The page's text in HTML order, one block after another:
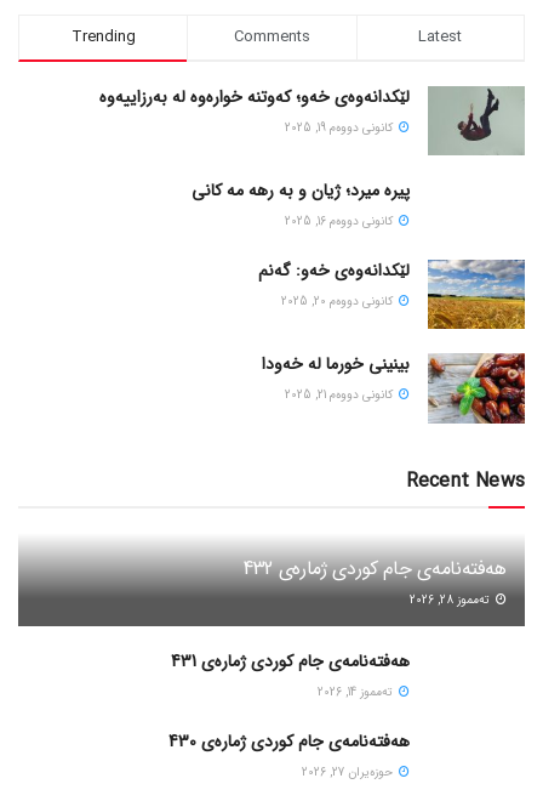
Trending Comments Latest
لێکدانەوەی خەو؛ کەوتنە خوارەوە لە بەرزاییەوە
كانونی دووه‌م 19, 2025
پیره میرد؛ ژیان و به رهه مه کانی
كانونی دووه‌م 16, 2025
لێکدانەوەی خەو: گەنم
كانونی دووه‌م 20, 2025
بینینی خورما لە خەودا
كانونی دووه‌م 21, 2025
Recent News
هەفتەنامەی جام کوردی ژمارەی 432
ته‌مموز 28, 2026
هەفتەنامەی جام کوردی ژمارەی 431
ته‌مموز 14, 2026
هەفتەنامەی جام کوردی ژمارەی 430
حوزه‌یران 27, 2026